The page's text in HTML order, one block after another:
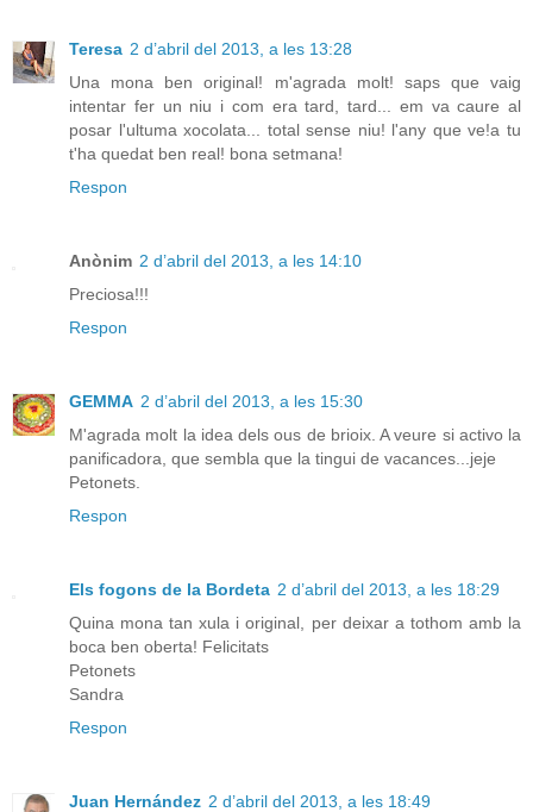
Teresa 2 d’abril del 2013, a les 13:28
Una mona ben original! m'agrada molt! saps que vaig
intentar fer un niu i com era tard, tard... em va caure al
posar l'ultuma xocolata... total sense niu! l'any que ve!a tu
t'ha quedat ben real! bona setmana!
Respon
Anònim 2 d’abril del 2013, a les 14:10
Preciosa!!!
Respon
GEMMA 2 d’abril del 2013, a les 15:30
M'agrada molt la idea dels ous de brioix. A veure si activo la
panificadora, que sembla que la tingui de vacances...jeje
Petonets.
Respon
Els fogons de la Bordeta 2 d’abril del 2013, a les 18:29
Quina mona tan xula i original, per deixar a tothom amb la
boca ben oberta! Felicitats
Petonets
Sandra
Respon
Juan Hernández 2 d’abril del 2013, a les 18:49